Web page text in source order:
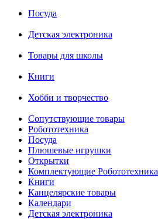
Посуда
Детская электроника
Товары для школы
Книги
Хобби и творчество
Сопутствующие товары
Робототехника
Посуда
Плюшевые игрушки
Открытки
Комплектующие Робототехника
Книги
Канцелярские товары
Календари
Детская электроника